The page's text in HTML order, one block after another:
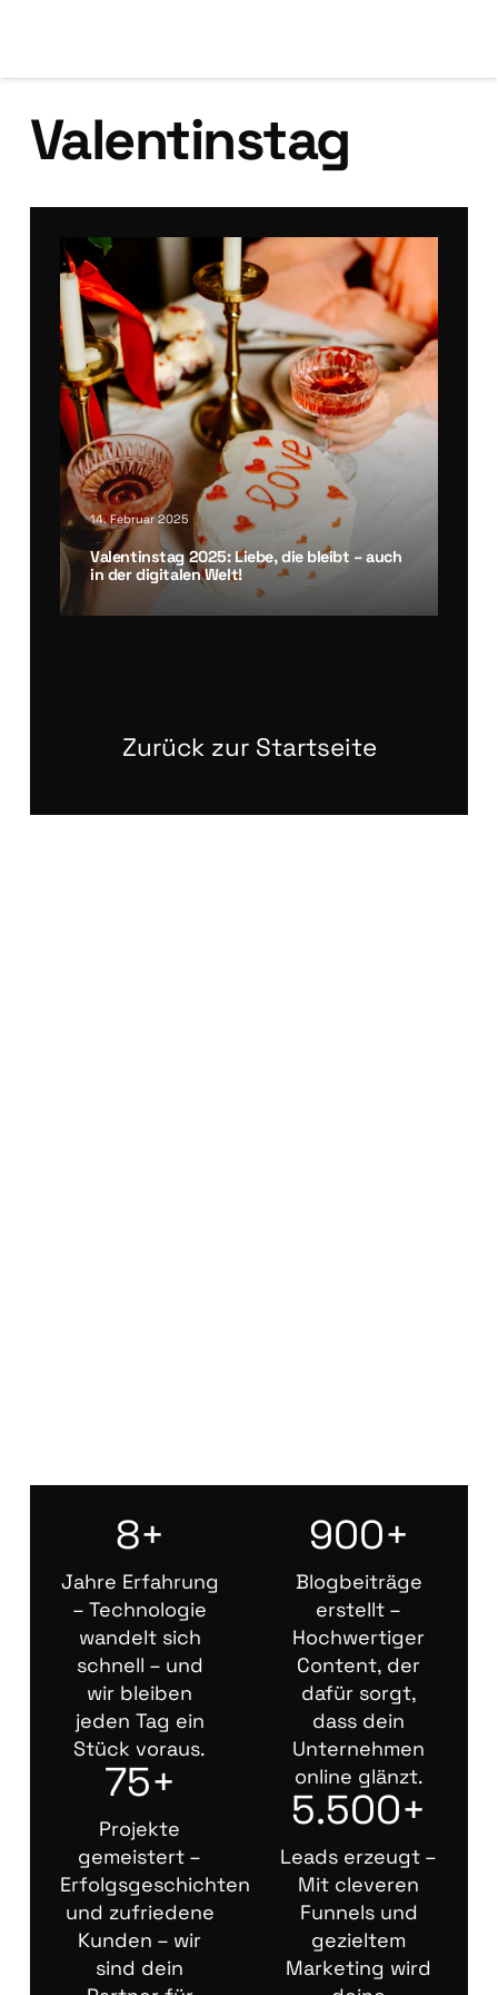
Valentinstag
14. Februar 2025
Valen­tins­tag 2025: Lie­be, die bleibt – auch
in der digi­ta­len Welt!
Zurück zur Startseite
8+
Jahre Erfahrung
– Technologie
wandelt sich
schnell – und
wir bleiben
jeden Tag ein
Stück voraus.
75+
Projekte
gemeistert –
Erfolgsgeschichten
und zufriedene
Kunden – wir
sind dein
900+
Blogbeiträge
erstellt –
Hochwertiger
Content, der
dafür sorgt,
dass dein
Unternehmen
online glänzt.
5.500+
Leads erzeugt –
Mit cleveren
Funnels und
gezieltem
Marketing wird